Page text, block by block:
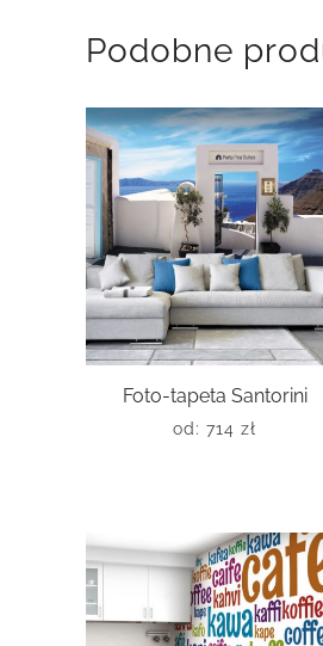
Podobne
Foto-tapeta Santorini
od: 714 zł